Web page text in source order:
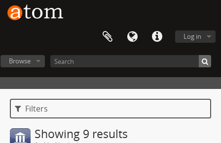
Log in
Browse
Filters
Showing 9 results